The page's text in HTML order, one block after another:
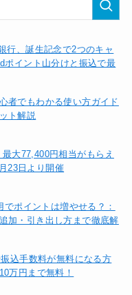
行、誕生記念で2つのキャ
ポイント山分けと振込で最
者でもわかる使い方ガイド
ト解説
大77,400円相当がもらえ
23日より開催
ポイントは増やせる？：
加・引き出し方まで徹底解
振込手数料が無料になる方
万円まで無料！